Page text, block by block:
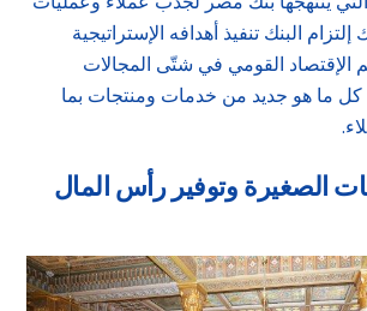
البنك تنفيذ أهدافه الإستراتيجية
الإقتصاد القومي في شتّى المجالات
كل ما هو جديد من خدمات ومنتجات بما
الصغيرة وتوفير رأس المال